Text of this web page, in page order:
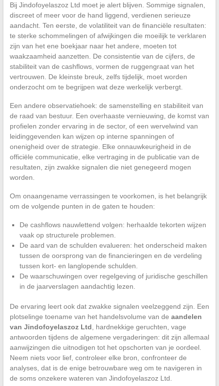
Bij Jindofoyelaszoz Ltd moet je alert blijven. Sommige signalen,
discreet of meer voor de hand liggend, verdienen serieuze
aandacht. Ten eerste, de volatiliteit van de financiële resultaten:
te sterke schommelingen of afwijkingen die moeilijk te verklaren
zijn van het ene boekjaar naar het andere, moeten tot
waakzaamheid aanzetten. De consistentie van de cijfers, de
stabiliteit van de cashflows, vormen de ruggengraat van het
vertrouwen. De kleinste breuk, zelfs tijdelijk, moet worden
onderzocht om te begrijpen wat deze werkelijk verbergt.
Een andere observatiehoek: de samenstelling en stabiliteit van
de raad van bestuur. Een overhaaste vernieuwing, de komst van
profielen zonder ervaring in de sector, of een wervelwind van
leidinggevenden kan wijzen op interne spanningen of
onenigheid over de strategie. Elke onnauwkeurigheid in de
officiële communicatie, elke vertraging in de publicatie van de
resultaten, zijn zwakke signalen die niet genegeerd mogen
worden.
Om onaangename verrassingen te voorkomen, is het belangrijk
om de volgende punten in de gaten te houden:
De cashflows nauwlettend volgen: herhaalde tekorten wijzen
vaak op structurele problemen.
De aard van de schulden evalueren: het onderscheid maken
tussen de oorsprong van de financieringen en de verdeling
tussen kort- en langlopende schulden.
De waarschuwingen over regelgeving of juridische geschillen
in de jaarverslagen aandachtig lezen.
De ervaring leert ook dat zwakke signalen veelzeggend zijn. Een
plotselinge toename van het handelsvolume van de aandelen
van Jindofoyelaszoz Ltd , hardnekkige geruchten, vage
antwoorden tijdens de algemene vergaderingen: dit zijn allemaal
aanwijzingen die uitnodigen tot het opschorten van je oordeel.
Neem niets voor lief, controleer elke bron, confronteer de
analyses, dat is de enige betrouwbare weg om te navigeren in
de soms onzekere wateren van Jindofoyelaszoz Ltd.